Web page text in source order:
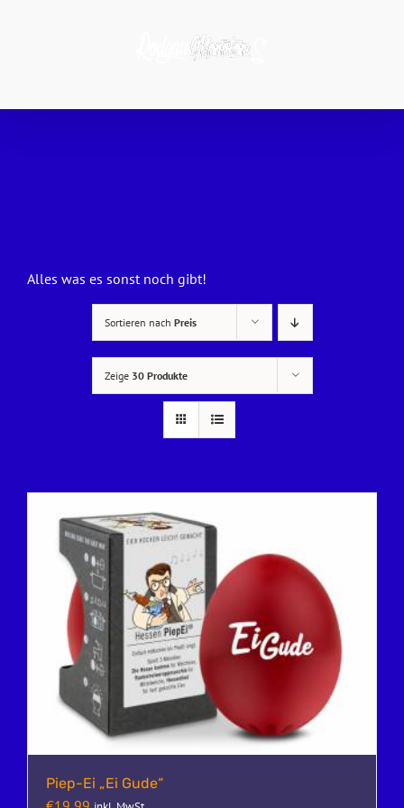
Alles was es sonst noch gibt!
Sortieren nach Preis
Zeige 30 Produkte
Piep-Ei „Ei Gude“